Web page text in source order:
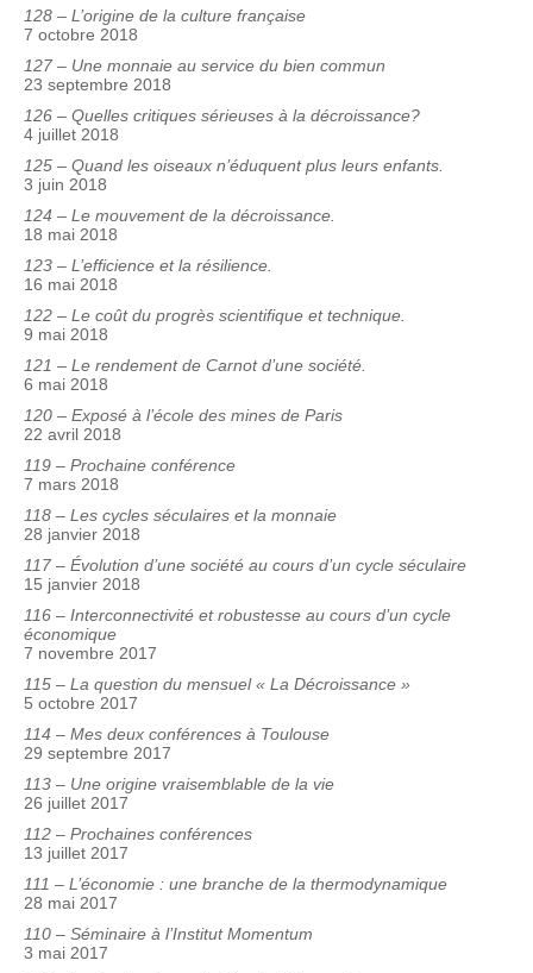
128 – L’origine de la culture française
7 octobre 2018
127 – Une monnaie au service du bien commun
23 septembre 2018
126 – Quelles critiques sérieuses à la décroissance?
4 juillet 2018
125 – Quand les oiseaux n’éduquent plus leurs enfants.
3 juin 2018
124 – Le mouvement de la décroissance.
18 mai 2018
123 – L’efficience et la résilience.
16 mai 2018
122 – Le coût du progrès scientifique et technique.
9 mai 2018
121 – Le rendement de Carnot d’une société.
6 mai 2018
120 – Exposé à l’école des mines de Paris
22 avril 2018
119 – Prochaine conférence
7 mars 2018
118 – Les cycles séculaires et la monnaie
28 janvier 2018
117 – Évolution d’une société au cours d’un cycle séculaire
15 janvier 2018
116 – Interconnectivité et robustesse au cours d’un cycle
économique
7 novembre 2017
115 – La question du mensuel « La Décroissance »
5 octobre 2017
114 – Mes deux conférences à Toulouse
29 septembre 2017
113 – Une origine vraisemblable de la vie
26 juillet 2017
112 – Prochaines conférences
13 juillet 2017
111 – L’économie : une branche de la thermodynamique
28 mai 2017
110 – Séminaire à l’Institut Momentum
3 mai 2017